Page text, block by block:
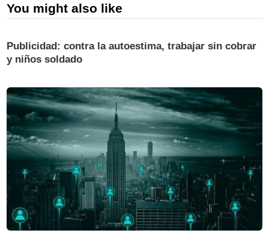
You might also like
Publicidad: contra la autoestima, trabajar sin cobrar
y niños soldado